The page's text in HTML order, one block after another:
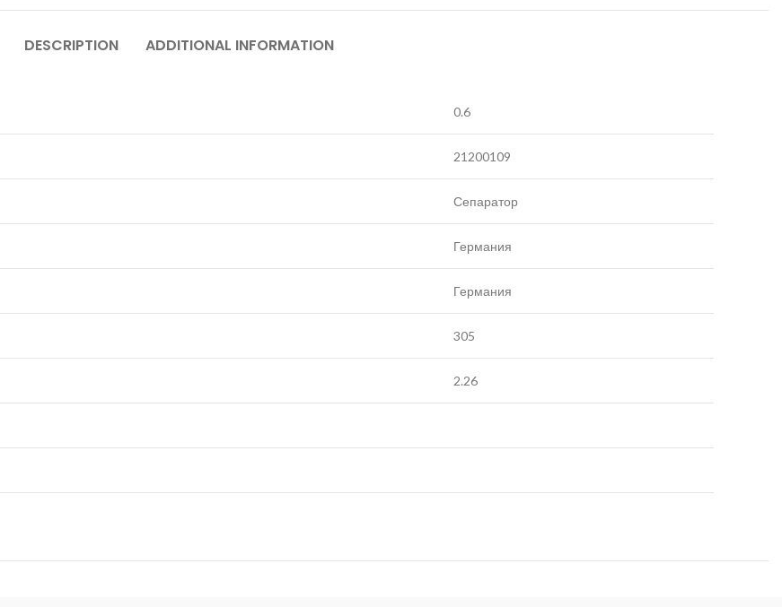
DESCRIPTION ADDITIONAL INFORMATION
0.6
21200109
Сепаратор
Германия
Германия
305
2.26